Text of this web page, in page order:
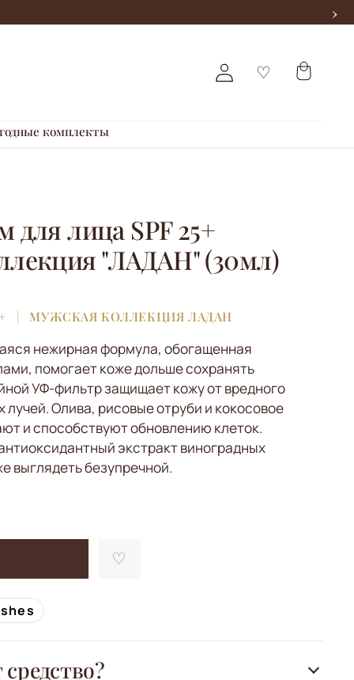
›
комплекты
для лица SPF 25+
"ЛАДАН" (30мл)
МУЖСКАЯ КОЛЛЕКЦИЯ ЛАДАН
нежирная формула, обогащенная
помогает коже дольше сохранять
УФ-фильтр защищает кожу от вредного
лучей. Олива, рисовые отруби и кокосовое
и способствуют обновлению клеток.
экстракт виноградных
выглядеть безупречной.